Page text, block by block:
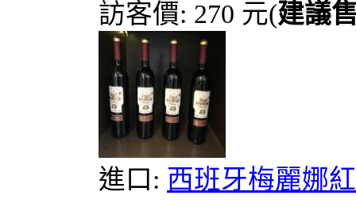
訪客價: 270 元(建議
進口: 西班牙梅麗娜